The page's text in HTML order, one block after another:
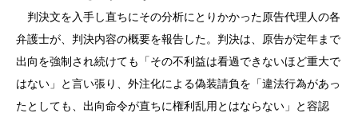
判決文を入手し直ちにその分析にとりかかった原告代理人の各
弁護士が、判決内容の概要を報告した。判決は、原告が定年まで
出向を強制され続けても「その不利益は看過できないほど重大で
はない」と言い張り、外注化による偽装請負を「違法行為があっ
たとしても、出向命令が直ちに権利乱用とはならない」と容認